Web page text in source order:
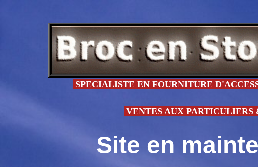
SPECIALISTE EN FOURNITURE
VENTES AUX PARTICULIERS
Site en